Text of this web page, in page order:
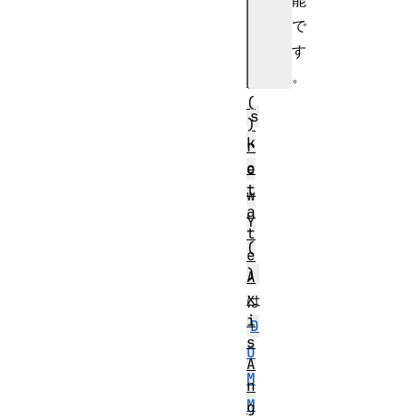
で
す
。
s
k
e
w
Y
(
)
は
D
O
M
M
(
)
r
o
t
a
t
e
A
x
i
s
A
n
g